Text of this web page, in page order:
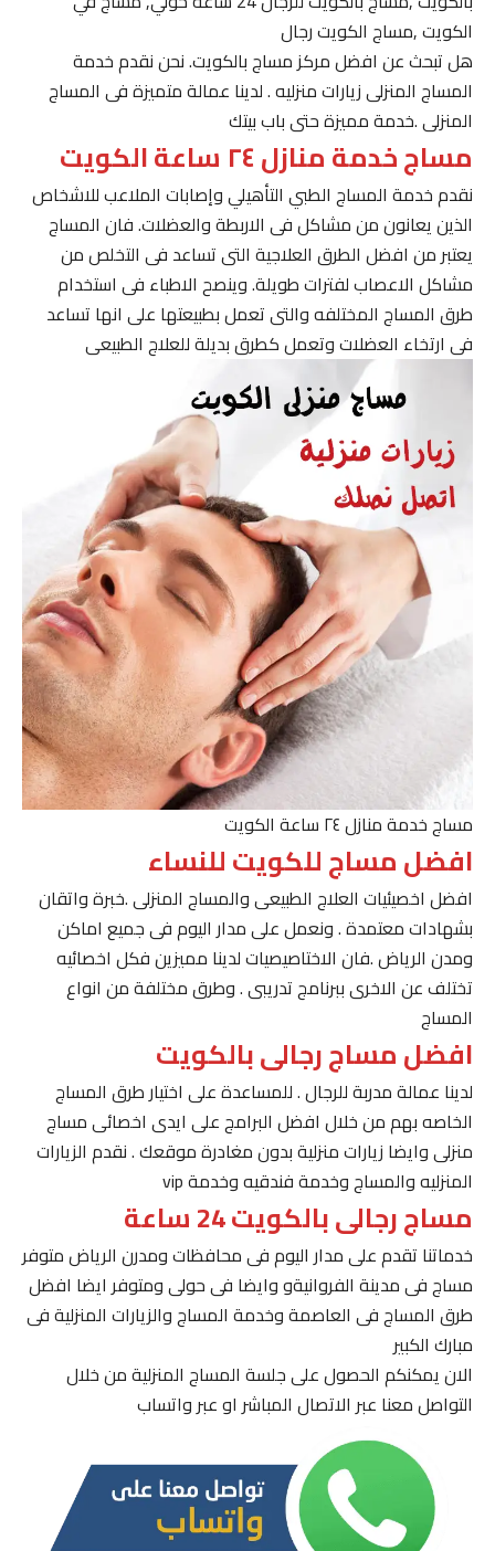
الكويت ,مساج الكويت رجال
هل تبحث عن افضل مركز مساج بالكويت. نحن نقدم خدمة
المساج المنزلى زيارات منزليه . لدينا عمالة متميزة فى المساج
المنزلى .خدمة مميزة حتى باب بيتك
مساج خدمة منازل ٢٤ ساعة الكويت
نقدم خدمة المساج الطبي التأهيلي وإصابات الملاعب للاشخاص
الذين يعانون من مشاكل فى الاربطة والعضلات. فان المساج
يعتبر من افضل الطرق العلاجية التى تساعد فى التخلص من
مشاكل الاعصاب لفترات طويلة. وينصح الاطباء فى استخدام
طرق المساج المختلفه والتى تعمل بطبيعتها على انها تساعد
فى ارتخاء العضلات وتعمل كطرق بديلة للعلاج الطبيعى
مساج خدمة منازل ٢٤ ساعة الكويت
افضل مساج للكويت للنساء
افضل اخصيئيات العلاج الطبيعى والمساج المنزلى .خبرة واتقان
بشهادات معتمدة . ونعمل على مدار اليوم فى جميع اماكن
ومدن الرياض .فان الاختاصيصيات لدينا مميزين فكل اخصائيه
تختلف عن الاخرى ببرنامج تدريبى . وطرق مختلفة من انواع
المساج
افضل مساج رجالى بالكويت
لدينا عمالة مدربة للرجال . للمساعدة على اختيار طرق المساج
الخاصه بهم من خلال افضل البرامج على ايدى اخصائى مساج
منزلى وايضا زيارات منزلية بدون مغادرة موقعك . نقدم الزيارات
المنزليه والمساج وخدمة فندقيه وخدمة vip
مساج رجالى بالكويت 24 ساعة
خدماتنا تقدم على مدار اليوم فى محافظات ومدرن الرياض متوفر
مساج فى مدينة الفروانيةو وايضا فى حولى ومتوفر ايضا افضل
طرق المساج فى العاصمة وخدمة المساج والزيارات المنزلية فى
مبارك الكبير
الان يمكنكم الحصول على جلسة المساج المنزلية من خلال
التواصل معنا عبر الاتصال المباشر او عبر واتساب